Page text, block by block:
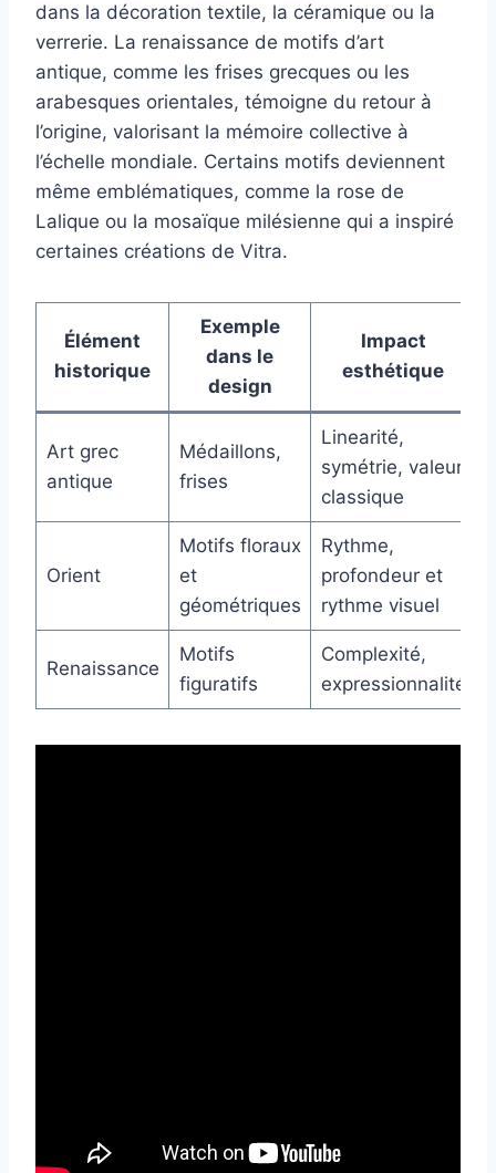
dans la décoration textile, la céramique ou la
verrerie. La renaissance de motifs d’art
antique, comme les frises grecques ou les
arabesques orientales, témoigne du retour à
l’origine, valorisant la mémoire collective à
l’échelle mondiale. Certains motifs deviennent
même emblématiques, comme la rose de
Lalique ou la mosaïque milésienne qui a inspiré
certaines créations de Vitra.
Élément
historique
Exemple
dans le
design
Impact
esthétique
Art grec
antique
Médaillons,
frises
Linearité,
symétrie, valeur
classique
Orient
Motifs floraux
et
géométriques
Rythme,
profondeur et
rythme visuel
Renaissance
Motifs
figuratifs
Complexité,
expressionnalité